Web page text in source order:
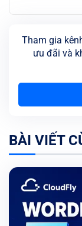
Tham gia
ưu đãi và
BÀI VIẾT